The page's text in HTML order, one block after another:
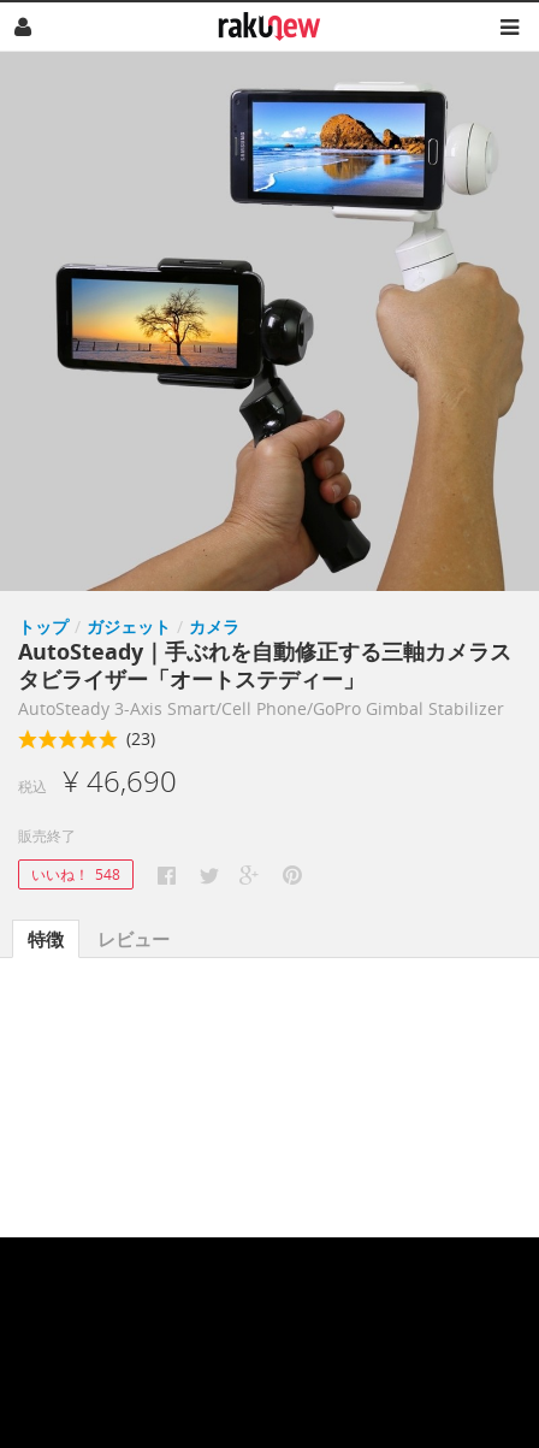
トップ / ガジェット / カメラ
AutoSteady｜手ぶれを自動修正する三軸カメラス
タビライザー「オートステディー」
AutoSteady 3-Axis Smart/Cell Phone/GoPro Gimbal Stabilizer
(23)
税込 ¥ 46,690
販売終了
いいね！ 548
特徴 レビュー